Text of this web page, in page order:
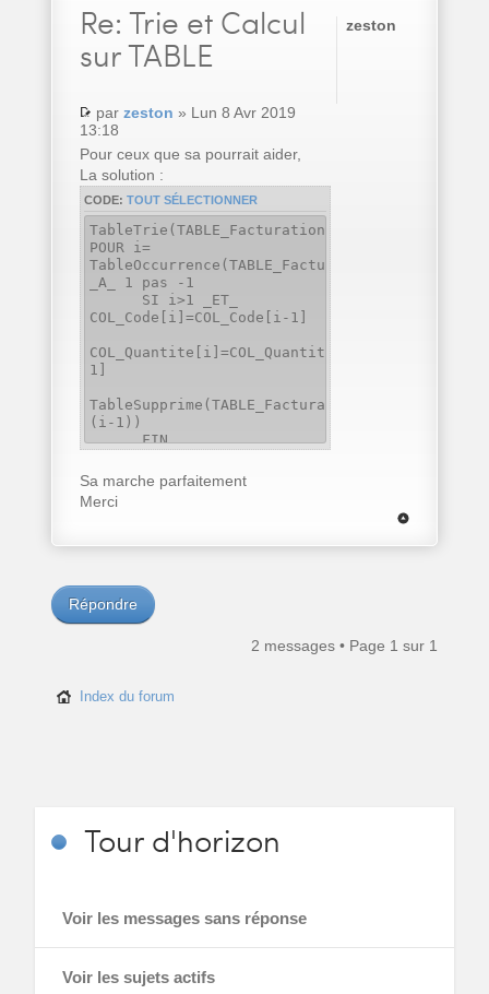
Re: Trie et Calcul
sur TABLE
par zeston » Lun 8 Avr 2019
13:18
Pour ceux que sa pourrait aider,
La solution :
CODE: TOUT SÉLECTIONNER
TableTrie(TABLE_Facturation,COL_Code..Nom)
POUR i=
TableOccurrence(TABLE_Facturation)
_A_ 1 pas -1
SI i>1 _ET_
COL_Code[i]=COL_Code[i-1]
1]
TableSupprime(TABLE_Facturation,
(i-1))
FIN
Sa marche parfaitement
Merci
zeston
Répondre
2 messages • Page 1 sur 1
Index du forum
Tourd'horizon
Voir les messages sans réponse
Voir les sujets actifs